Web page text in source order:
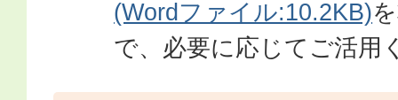
(Wordファイル:10.2KB)
で、必要に応じてご活用